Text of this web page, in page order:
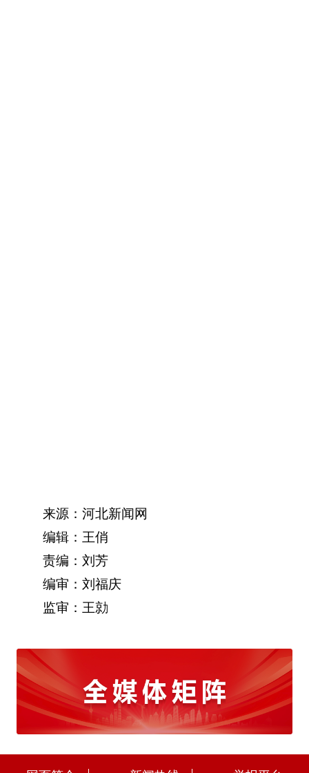
来源：河北新闻网
编辑：王俏
责编：刘芳
编审：刘福庆
监审：王勍